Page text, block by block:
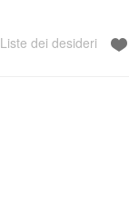
Liste dei desideri